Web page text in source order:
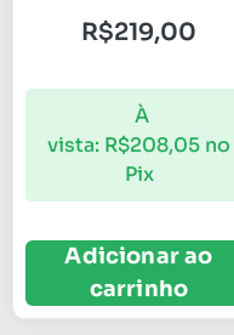
R$219,00
À
vista: R$208,05 no
Pix
Adicionar ao
carrinho